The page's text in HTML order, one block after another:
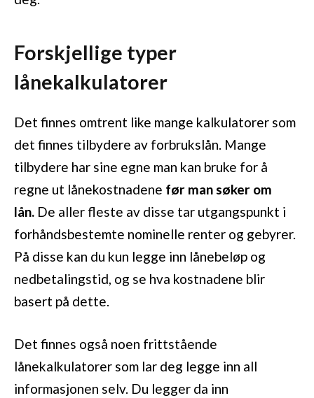
Forskjellige typer
lånekalkulatorer
Det finnes omtrent like mange kalkulatorer som
det finnes tilbydere av forbrukslån. Mange
tilbydere har sine egne man kan bruke for å
regne ut lånekostnadene før man søker om
lån. De aller fleste av disse tar utgangspunkt i
forhåndsbestemte nominelle renter og gebyrer.
På disse kan du kun legge inn lånebeløp og
nedbetalingstid, og se hva kostnadene blir
basert på dette.
Det finnes også noen frittstående
lånekalkulatorer som lar deg legge inn all
informasjonen selv. Du legger da inn